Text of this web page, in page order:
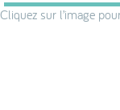
Cliquez sur l’image